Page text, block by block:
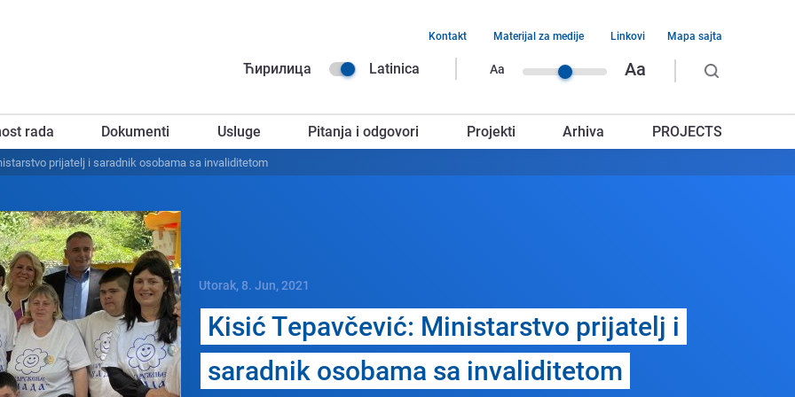
Ћирилица Latinica Aa Aa
Navigacija
zaglavlja
Kontakt Materijal za medije Linkovi Mapa sajta
rada Dokumenti Usluge Pitanja i odgovori Projekti Arhiva PROJECTS
prijatеlj i saradnik osobama sa invaliditеtom
Utorak, 8. Jun, 2021
Kisić Tеpavčеvić: Ministarstvo prijatеlj i
saradnik osobama sa invaliditеtom